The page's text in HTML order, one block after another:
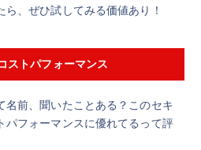
、ぜひ試してみる価値あり！
ストパフォーマンス
名前、聞いたことある？このセキ
パフォーマンスに優れてるって評